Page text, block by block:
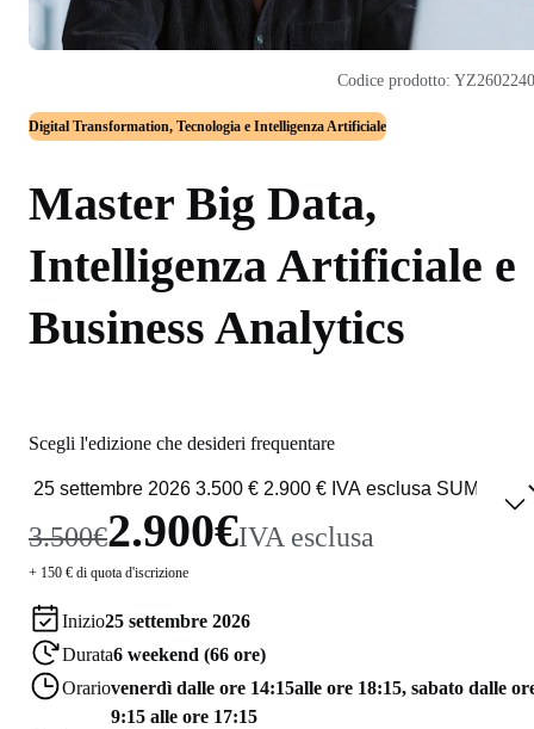
Digital Transformation, Tecnologia e Intelligenza Artificiale
Master Big Data,
Intelligenza Artificiale e
Business Analytics
Scegli l'edizione che desideri frequentare
3.500€2.900€IVA esclusa
+ 150 € di quota d'iscrizione
Inizio25 settembre 2026
Durata6 weekend (66 ore)
Orariovenerdì dalle ore 14:15alle ore 18:15, sabato dalle
9:15 alle ore 17:15
Codice prodotto: